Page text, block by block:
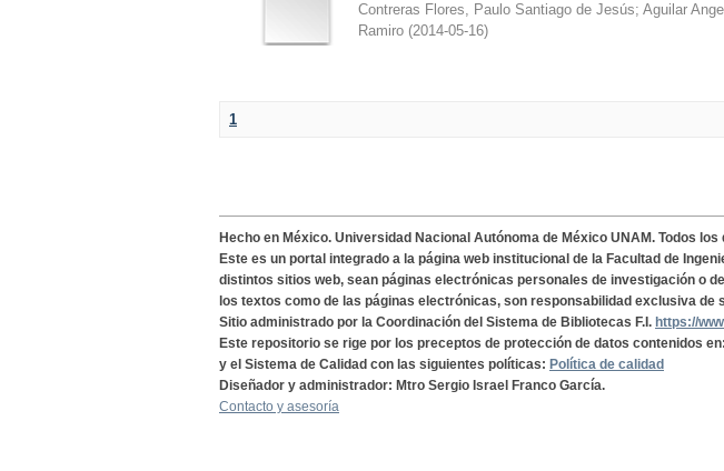
Contreras Flores, Paulo Santiago de Jesús; Aguilar
Ramiro (2014-05-16)
1
Hecho en México. Universidad Nacional Autónoma de México UNAM. Todos
Este es un portal integrado a la página web institucional de la Facultad de
distintos sitios web, sean páginas electrónicas personales de investigación o
los textos como de las páginas electrónicas, son responsabilidad exclusiva de
Sitio administrado por la Coordinación del Sistema de Bibliotecas F.I. https://
Este repositorio se rige por los preceptos de protección de datos contenidos en:
y el Sistema de Calidad con las siguientes políticas: Política de calidad
Diseñador y administrador: Mtro Sergio Israel Franco García.
Contacto y asesoría